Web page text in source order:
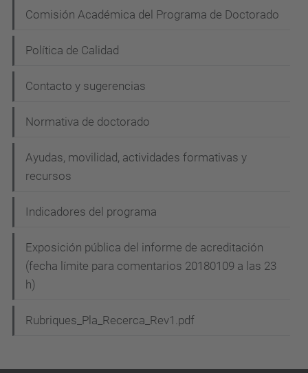
Comisión Académica del Programa de Doctorado
Política de Calidad
Contacto y sugerencias
Normativa de doctorado
Ayudas, movilidad, actividades formativas y
recursos
Indicadores del programa
Exposición pública del informe de acreditación
(fecha límite para comentarios 20180109 a las 23
h)
Rubriques_Pla_Recerca_Rev1.pdf